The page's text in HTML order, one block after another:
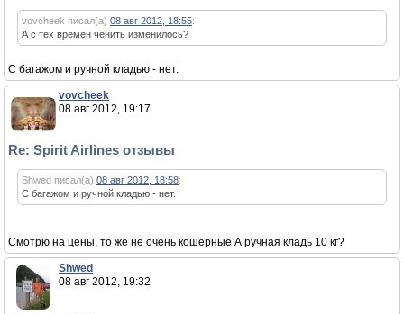
vovcheek писал(а) 08 авг 2012, 18:55:
А с тех времен ченить изменилось?
С багажом и ручной кладью - нет.
vovcheek
08 авг 2012, 19:17
Re: Spirit Airlines отзывы
Shwed писал(а) 08 авг 2012, 18:58:
С багажом и ручной кладью - нет.
Смотрю на цены, то же не очень кошерные А ручная кладь 10 кг?
Shwed
08 авг 2012, 19:32